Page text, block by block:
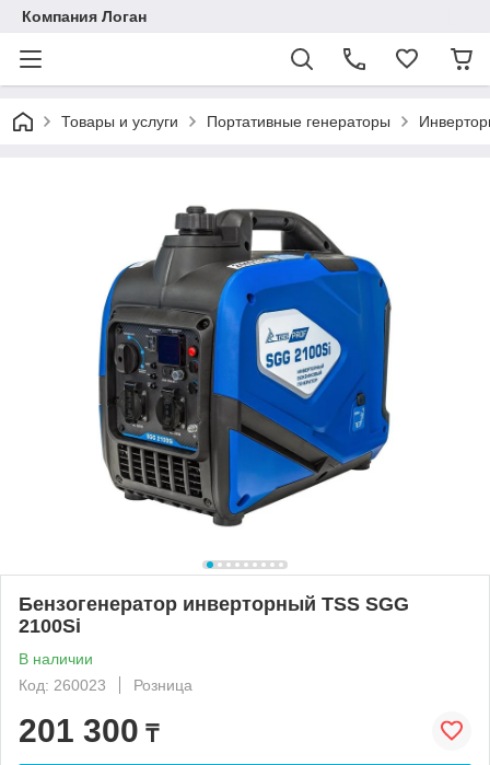
Компания Логан
Товары и услуги Портативные генераторы
Бензогенератор инверторный TSS SGG
2100Si
В наличии
Код: 260023
Розница
201 300 ₸